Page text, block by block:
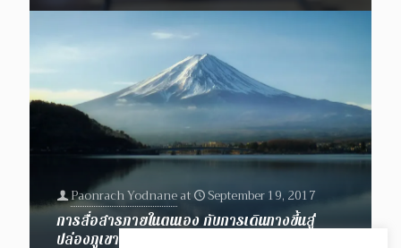
Paonrach Yodnaneat
September 19, 2017
การสื่อสารภายในตนเอง กับการเดินทางขึ้นสู่
ปล่องภูเขาไฟฟูจิ